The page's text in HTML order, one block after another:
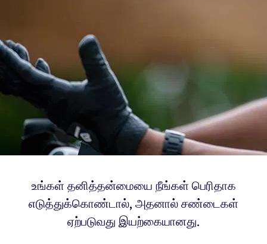
உங்கள் தனித்தன்மையை நீங்கள் பெரிதாக
எடுத்துக்கொண்டால், அதனால் சண்டைகள்
ஏற்படுவது இயற்கையானது.